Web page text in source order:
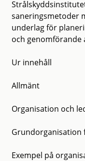
saneringsmetoder
underlag för
och genomförande
Ur innehåll
Allmänt
Organisation och
Grundorganisation
Exempel på